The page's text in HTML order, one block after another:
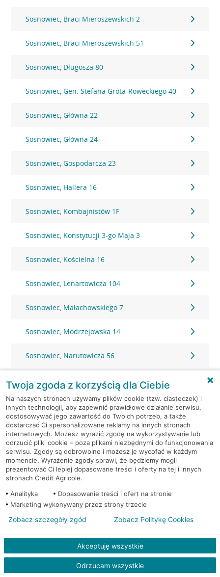
Sosnowiec, Braci Mieroszewskich 2
Sosnowiec, Braci Mieroszewskich 51
Sosnowiec, Długosza 80
Sosnowiec, Gen. Stefana Grota-Roweckiego 40
Sosnowiec, Główna 22
Sosnowiec, Główna 24
Sosnowiec, Gospodarcza 23
Sosnowiec, Hallera 16
Sosnowiec, Kombajnistów 1F
Sosnowiec, Konstytucji 3-go Maja 3
Sosnowiec, Kościelna 16
Sosnowiec, Lenartowicza 104
Sosnowiec, Małachowskiego 7
Sosnowiec, Modrzejowska 14
Sosnowiec, Narutowicza 56
Sosnowiec, Podjazdowa 8
Sosnowiec, Prusa 62
Sosnowiec, Sienkiewicza 2
Sosnowiec, Sienkiewicza 3
Sosnowiec, Sienkiewicza 3
Sosnowiec, Sienkiewicza 3
Sosnowiec, Sobieskiego 64
Sosnowiec, Staropogońska 56
Sosnowiec, Staszica 8B
Twoja zgoda z korzyścią dla Ciebie
Na naszych stronach używamy plików cookie (tzw. ciasteczek) i
innych technologii, aby zapewnić prawidłowe działanie serwisu,
dostosowywać jego zawartość do Twoich potrzeb, a także
dostarczać Ci spersonalizowane reklamy na innych stronach
internetowych. Możesz wyrazić zgodę na wykorzystywanie lub
odrzucić pliki cookie – poza plikami niezbędnymi do funkcjonowania
serwisu. Zgody są dobrowolne i możesz je wycofać w każdym
momencie. Wyrażenie zgody sprawi, że będziemy mogli
prezentować Ci lepiej dopasowane treści i oferty na tej i innych
stronach Credit Agricole.
Analityka
Dopasowanie treści i ofert na stronie
Marketing wykonywany przez strony trzecie
Akceptuję wszystkie
Odrzucam wszystkie
Zobacz szczegóły zgód Zobacz Politykę Cookies